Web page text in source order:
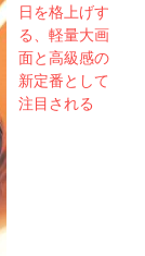
日を格上げす
る、軽量大画
面と高級感の
新定番として
注目される